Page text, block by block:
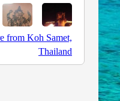
from Koh Samet,
Thailand